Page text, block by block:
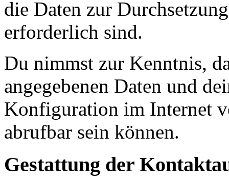
die Daten zur
erforderlich sind.
Du nimmst zur Kenntnis,
angegebenen Daten und
Konfiguration im Internet
abrufbar sein können.
Gestattung der